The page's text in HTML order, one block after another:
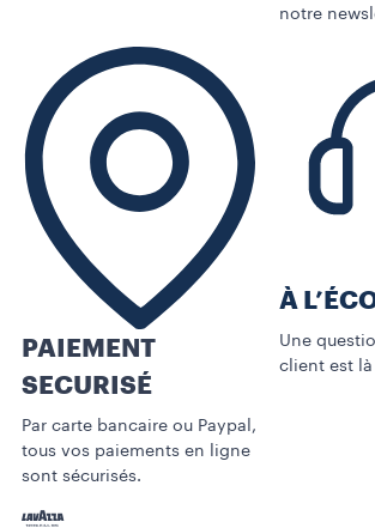
notre
PAIEMENT
SECURISÉ
Par carte bancaire ou Paypal,
tous vos paiements en ligne
sont sécurisés.
À
Une
client est là